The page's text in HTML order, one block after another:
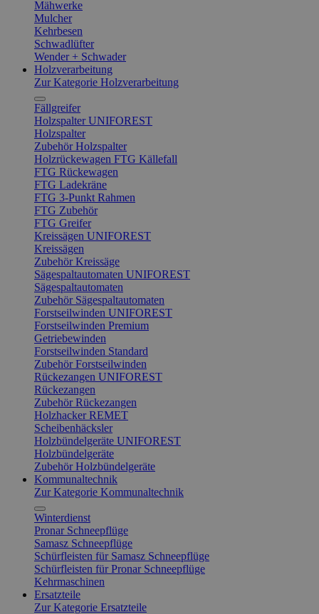
Mähwerke
Mulcher
Kehrbesen
Schwadlüfter
Wender + Schwader
Holzverarbeitung
Zur Kategorie Holzverarbeitung
Fällgreifer
Holzspalter UNIFOREST
Holzspalter
Zubehör Holzspalter
Holzrückewagen FTG Källefall
FTG Rückewagen
FTG Ladekräne
FTG 3-Punkt Rahmen
FTG Zubehör
FTG Greifer
Kreissägen UNIFOREST
Kreissägen
Zubehör Kreissäge
Sägespaltautomaten UNIFOREST
Sägespaltautomaten
Zubehör Sägespaltautomaten
Forstseilwinden UNIFOREST
Forstseilwinden Premium
Getriebewinden
Forstseilwinden Standard
Zubehör Forstseilwinden
Rückezangen UNIFOREST
Rückezangen
Zubehör Rückezangen
Holzhacker REMET
Scheibenhäcksler
Holzbündelgeräte UNIFOREST
Holzbündelgeräte
Zubehör Holzbündelgeräte
Kommunaltechnik
Zur Kategorie Kommunaltechnik
Winterdienst
Pronar Schneepflüge
Samasz Schneepflüge
Schürfleisten für Samasz Schneepflüge
Schürfleisten für Pronar Schneepflüge
Kehrmaschinen
Ersatzteile
Zur Kategorie Ersatzteile